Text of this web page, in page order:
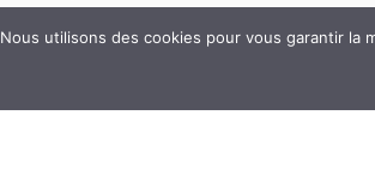
pour être un leader mondial de la
Nous utilisons des cookies pour vous garantir